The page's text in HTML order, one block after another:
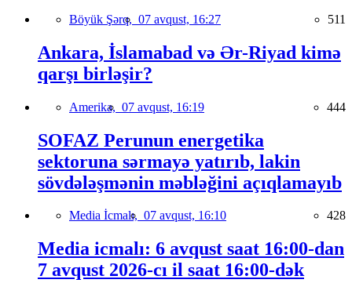
Böyük Şərq, 07 avqust, 16:27 511
Ankara, İslamabad və Ər-Riyad kimə
qarşı birləşir?
Amerika, 07 avqust, 16:19 444
SOFAZ Perunun energetika
sektoruna sərmayə yatırıb, lakin
sövdələşmənin məbləğini açıqlamayıb
Media İcmalı, 07 avqust, 16:10 428
Media icmalı: 6 avqust saat 16:00-dan
7 avqust 2026-cı il saat 16:00-dək